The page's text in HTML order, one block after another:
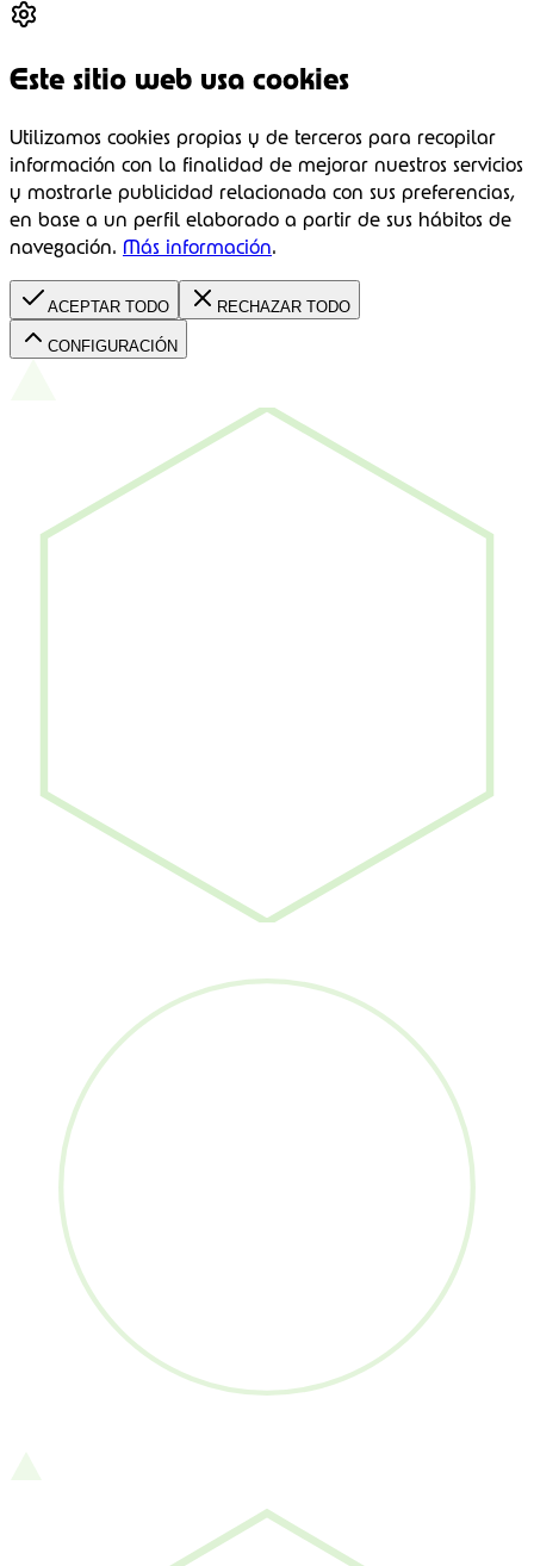
Este sitio web usa cookies
Utilizamos cookies propias y de terceros para recopilar
información con la finalidad de mejorar nuestros servicios
y mostrarle publicidad relacionada con sus preferencias,
en base a un perfil elaborado a partir de sus hábitos de
navegación. Más información.
ACEPTAR TODO RECHAZAR TODO
CONFIGURACIÓN